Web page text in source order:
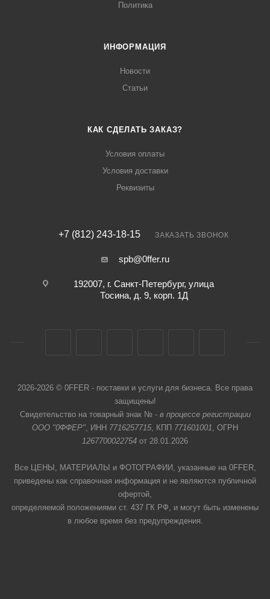
Политика
ИНФОРМАЦИЯ
Новости
Статьи
КАК СДЕЛАТЬ ЗАКАЗ?
Условия оплаты
Условия доставки
Реквизиты
+7 (812) 243-18-15 ЗАКАЗАТЬ ЗВОНОК
spb@0ffer.ru
192007, г. Санкт-Петербург, улица
Тосина, д. 9, корп. 1Д
2026-2026 © 0FFER - поставки и услуги для бизнеса. Все права
защищены!
Свидетельство на товарный знак № - в процессе регистрации
ООО "0ФФЕР", ИНН 7716257715, КПП 771601001, ОГРН
1267700022754 от 28.01.2026
Все ЦЕНЫ, МАТЕРИАЛЫ и ФОТОГРАФИИ, указанные на 0FFER,
приведены как справочная информация и не являются публичной
офертой,
определяемой положениями ст. 437 ГК РФ, и могут быть изменены
в любое время без предупреждения.